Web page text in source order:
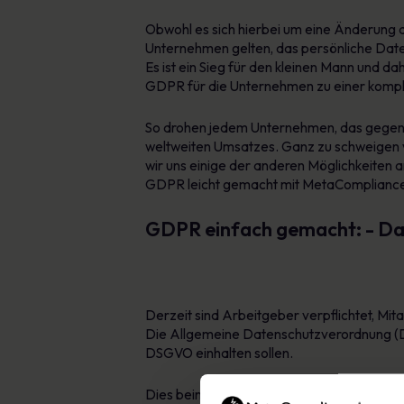
Obwohl es sich hierbei um eine Änderung
Unternehmen gelten, das persönliche
Es ist ein Sieg für den kleinen Mann und
GDPR für die Unternehmen zu einer
So drohen jedem Unternehmen, das
weltweiten Umsatzes. Ganz zu
wir uns einige der anderen Möglichkeiten
GDPR leicht gemacht mit
GDPR einfach gemacht: -
Derzeit sind Arbeitgeber verpflichtet,
Die Allgemeine Datenschutzverordnung
DSGVO einhalten sollen.
Dies beinhaltet: